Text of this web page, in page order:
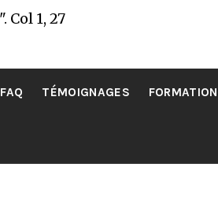
Col 1, 27
FAQ TÉMOIGNAGES